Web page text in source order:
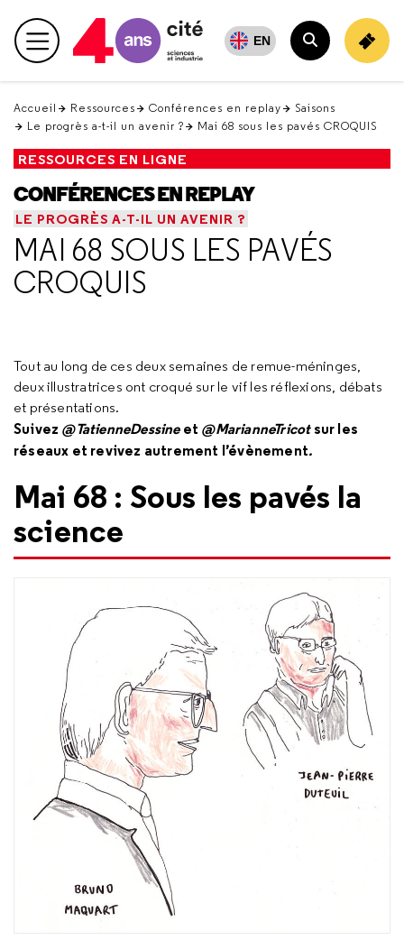
en
haut
EN
Accueil Ressources Conférences en replay
Saisons
Le progrès a-t-il un avenir ?
Mai 68 sous les pavés CROQUIS
RESSOURCES EN LIGNE
CONFÉRENCES EN REPLAY
LE PROGRÈS A-T-IL UN AVENIR ?
MAI 68 SOUS LES PAVÉS
CROQUIS
Tout au long de ces deux semaines de remue-méninges,
deux illustratrices ont croqué sur le vif les réflexions, débats
et présentations.
Suivez @TatienneDessineet @MarianneTricotsur les
réseaux et revivez autrement l’évènement.
Mai 68 : Sous les pavés la
science